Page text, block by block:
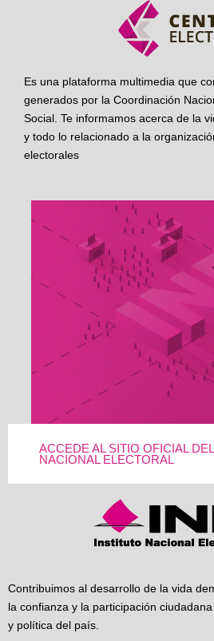
Es una plataforma multimedia que
generados por la Coordinación
Social. Te informamos acerca de la
y todo lo relacionado a la
electorales
ACCEDE AL SITIO OFICIAL
NACIONAL ELECTORAL
Contribuimos al desarrollo de la vida
la confianza y la participación
y política del país.